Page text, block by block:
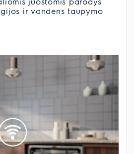
ir vandens taupymo